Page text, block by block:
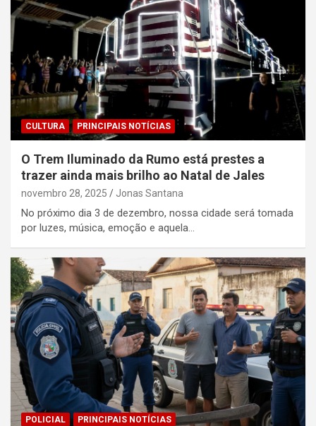
CULTURA PRINCIPAIS NOTÍCIAS
O Trem Iluminado da Rumo está prestes a
trazer ainda mais brilho ao Natal de Jales
novembro 28, 2025 Jonas Santana
No próximo dia 3 de dezembro, nossa cidade será tomada
por luzes, música, emoção e aquela…
POLICIAL PRINCIPAIS NOTÍCIAS